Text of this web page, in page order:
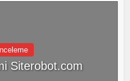
Siterobot.com